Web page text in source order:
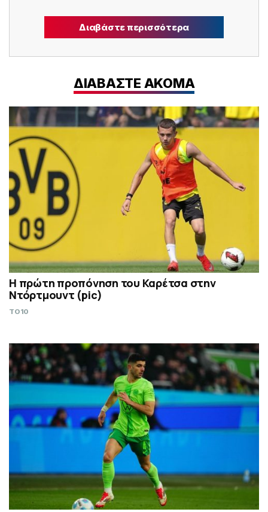
Διαβάστε περισσότερα
ΔΙΑΒΑΣΤΕ ΑΚΟΜΑ
Η πρώτη προπόνηση του Καρέτσα στην
Ντόρτμουντ (pic)
TO10